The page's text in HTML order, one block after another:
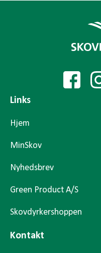
Links
Hjem
MinSkov
Nyhedsbrev
Green Product A/S
Skovdyrkershoppen
Kontakt